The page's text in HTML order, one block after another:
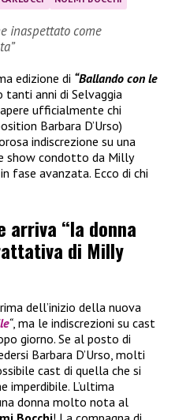
inaspettato come
edizione di “Ballando con le
tanti anni di Selvaggia
ufficialmente chi
Barbara D’Urso)
indiscrezione su una
show condotto da Milly
fase avanzata. Ecco di chi
arriva “la donna
di Milly
dell’inizio della nuova
“, ma le indiscrezioni su cast
giorno. Se al posto di
Barbara D’Urso, molti
cast di quella che si
imperdibile. L’ultima
donna molto nota al